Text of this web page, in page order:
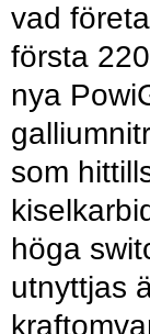
vad
första
nya
som
höga
utnyttjas